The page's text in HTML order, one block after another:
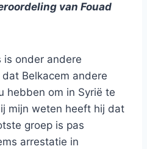
van Fouad
is onder andere
Belkacem andere
hebben om in Syrië te
mijn weten heeft hij dat
groep is pas
arrestatie in